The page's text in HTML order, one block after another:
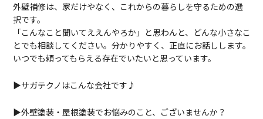
外壁補修は、家だけやなく、これからの暮らしを守るための選
択です。
「こんなこと聞いてええんやろか」と思わんと、どんな小さなこ
とでも相談してください。分かりやすく、正直にお話しします。
いつでも頼ってもらえる存在でいたいと思っています。
▶サガテクノはこんな会社です♪
▶外壁塗装・屋根塗装でお悩みのこと、ございませんか？